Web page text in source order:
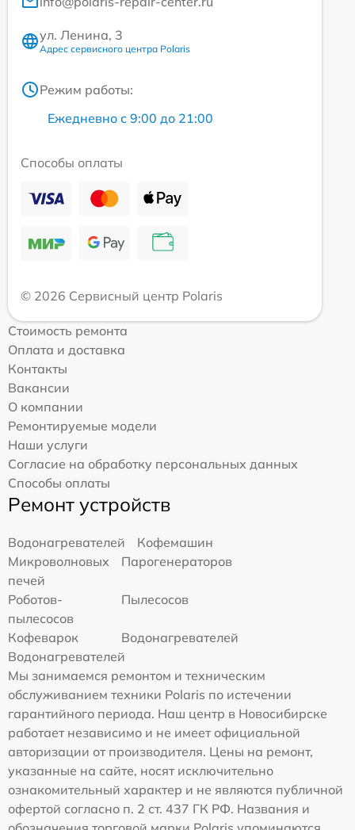
ул. Ленина, 3
Адрес сервисного центра Polaris
Режим работы:
Ежедневно с 9:00 до 21:00
Способы оплаты
© 2026 Сервисный центр Polaris
Стоимость ремонта
Оплата и доставка
Контакты
Вакансии
О компании
Ремонтируемые модели
Наши услуги
Согласие на обработку персональных данных
Способы оплаты
Ремонт устройств
Водонагревателей
Кофемашин
Микроволновых
печей
Парогенераторов
Роботов-
пылесосов
Пылесосов
Кофеварок
Водонагревателей
Водонагревателей
Мы занимаемся ремонтом и техническим
обслуживанием техники Polaris по истечении
гарантийного периода. Наш центр в Новосибирске
работает независимо и не имеет официальной
авторизации от производителя. Цены на ремонт,
указанные на сайте, носят исключительно
ознакомительный характер и не являются публичной
офертой согласно п. 2 ст. 437 ГК РФ. Названия и